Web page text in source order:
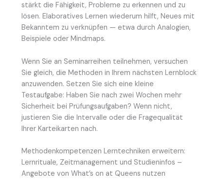
stärkt die Fähigkeit, Probleme zu erkennen und zu
lösen. Elaboratives Lernen wiederum hilft, Neues mit
Bekanntem zu verknüpfen — etwa durch Analogien,
Beispiele oder Mindmaps.
Wenn Sie an Seminarreihen teilnehmen, versuchen
Sie gleich, die Methoden in Ihrem nächsten Lernblock
anzuwenden. Setzen Sie sich eine kleine
Testaufgabe: Haben Sie nach zwei Wochen mehr
Sicherheit bei Prüfungsaufgaben? Wenn nicht,
justieren Sie die Intervalle oder die Fragequalität
Ihrer Karteikarten nach.
Methodenkompetenzen Lerntechniken erweitern:
Lernrituale, Zeitmanagement und Studieninfos –
Angebote von What’s on at Queens nutzen